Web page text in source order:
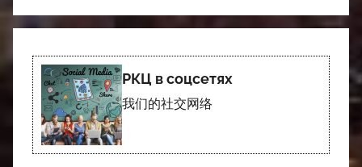
РКЦ в соцсетях
我们的社交网络